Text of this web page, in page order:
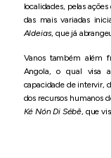
localidades, pelas
das mais variadas
Aldeias, que já
Vanos também além
Angola, o qual visa
capacidade de intervir,
dos recursos humanos
Ké Nón Di Sébê, que